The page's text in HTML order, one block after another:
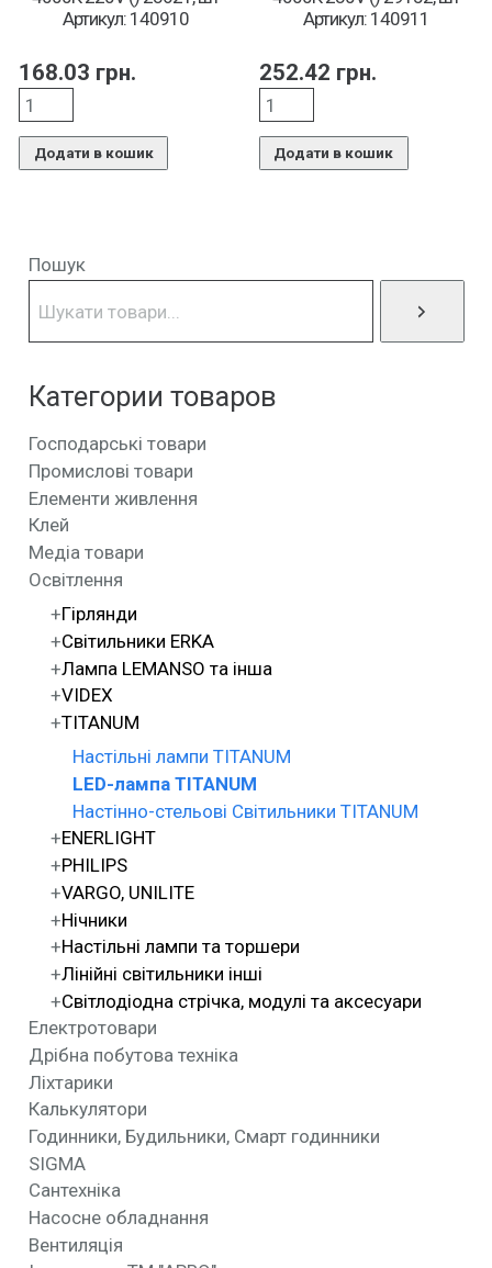
Артикул: 140910
168.03 грн.
Додати в кошик
Артикул: 140911
252.42 грн.
Додати в кошик
Пошук
Категории товаров
Господарські товари
Промислові товари
Елементи живлення
Клей
Медіа товари
Освітлення
Гірлянди
Світильники ERKA
Лампа LEMANSO та інша
VIDEX
TITANUM
Настільні лампи TITANUM
LED-лампа TITANUM
Настінно-стельові Світильники TITANUM
ENERLIGHT
PHILIPS
VARGO, UNILITE
Нічники
Настільні лампи та торшери
Лінійні світильники інші
Світлодіодна стрічка, модулі та аксесуари
Електротовари
Дрібна побутова техніка
Ліхтарики
Калькулятори
Годинники, Будильники, Смарт годинники
SIGMA
Сантехніка
Насосне обладнання
Вентиляція